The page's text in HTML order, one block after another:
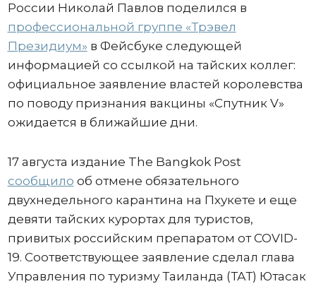
России Николай Павлов поделился в
профессиональной группе «Трэвел
Президиум» в Фейсбуке следующей
информацией со ссылкой на тайских коллег:
официальное заявление властей королевства
по поводу признания вакцины «Спутник V»
ожидается в ближайшие дни.
17 августа издание The Bangkok Post
сообщило об отмене обязательного
двухнедельного карантина на Пхукете и еще
девяти тайских курортах для туристов,
привитых российским препаратом от COVID-
19. Соответствующее заявление сделал глава
Управления по туризму Таиланда (ТАТ) Ютасак